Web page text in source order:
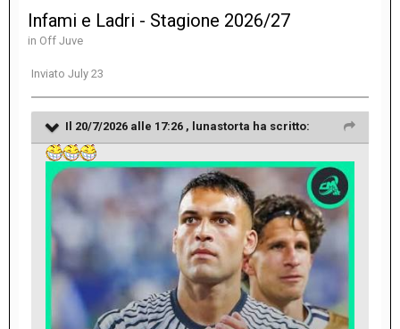
Infami e Ladri - Stagione 2026/27
in Off Juve
Inviato July 23
Il 20/7/2026 alle 17:26 , lunastorta ha scritto: